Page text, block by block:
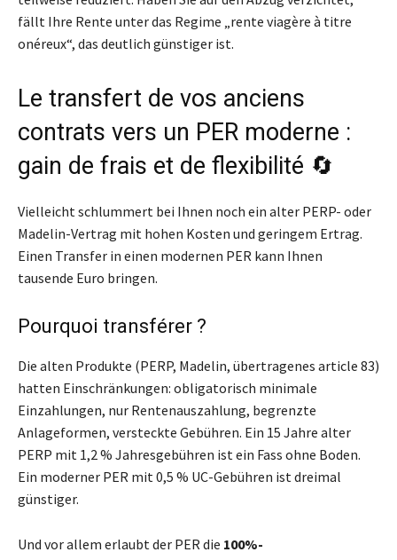
fällt Ihre Rente unter das Regime „rente viagère à titre
onéreux“, das deutlich günstiger ist.
Le transfert de vos anciens
contrats vers un PER moderne :
gain de frais et de flexibilité 🔄
Vielleicht schlummert bei Ihnen noch ein alter PERP- oder
Madelin-Vertrag mit hohen Kosten und geringem Ertrag.
Einen Transfer in einen modernen PER kann Ihnen
tausende Euro bringen.
Pourquoi transférer ?
Die alten Produkte (PERP, Madelin, übertragenes article 83)
hatten Einschränkungen: obligatorisch minimale
Einzahlungen, nur Rentenauszahlung, begrenzte
Anlageformen, versteckte Gebühren. Ein 15 Jahre alter
PERP mit 1,2 % Jahresgebühren ist ein Fass ohne Boden.
Ein moderner PER mit 0,5 % UC-Gebühren ist dreimal
günstiger.
Und vor allem erlaubt der PER die 100%-